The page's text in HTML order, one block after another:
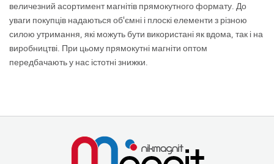
величезний асортимент магнітів прямокутного формату. До
уваги покупців надаються об'ємні і плоскі елементи з різною
силою утримання, які можуть бути використані як вдома, так і на
виробництві. При цьому прямокутні магніти оптом
передбачають у нас істотні знижки.